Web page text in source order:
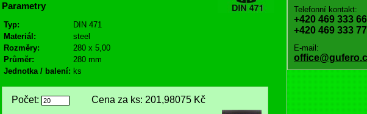
Parametry
Typ:
DIN 471
Materiál:
steel
Rozměry:
280 x 5,00
Průměr:
280 mm
Jednotka / balení: ks
Počet: Cena za ks: 201,98075 Kč
Telefonní kontakt:
+420 469 333
+420 469 333
E-mail: